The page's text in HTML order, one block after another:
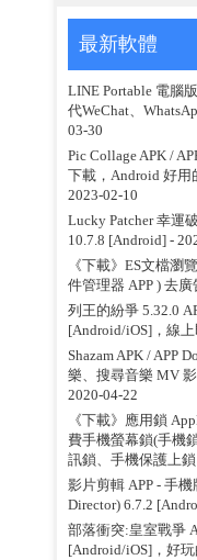
最新軟體
LINE Portable 電腦
代WeChat、
03-30
Pic Collage APK /
下載，Android 好用
2023-02-10
Lucky Patcher 幸運
10.7.8 [Android] -
《下載》ES文檔瀏
件管理器 APP ) 去廣
列王的紛爭 5.32.0
[Android/iOS]，線
Shazam APK / APP
樂、搜尋音樂 MV
2020-04-22
《下載》應用鎖
費手機螢幕鎖(手機
訊鎖、手機保護上鎖
影片剪輯 APP - 手機
Director) 6.7.2
部落衝突:皇室戰爭
[Android/iOS]，好